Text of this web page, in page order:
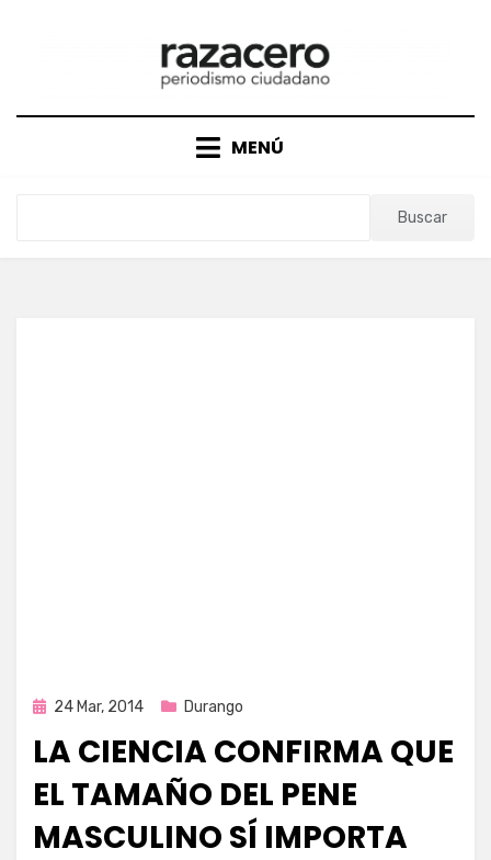
MENÚ
Buscar
Publicada
24 Mar, 2014 Durango
LA CIENCIA CONFIRMA QUE
EL TAMAÑO DEL PENE
MASCULINO SÍ IMPORTA